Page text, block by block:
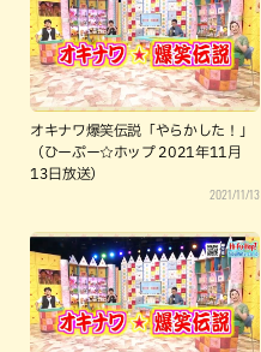
オキナワ爆笑伝説「やらかした！」
（ひーぷー☆ホップ 2021年11月
13日放送）
2021/11/13